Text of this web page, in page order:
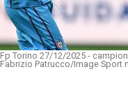
Fp Torino 27/12/2025 -
Fabrizio Patrucco/Image Sport